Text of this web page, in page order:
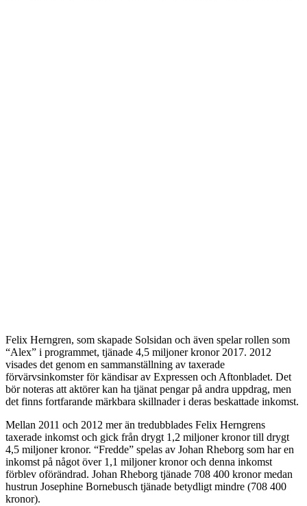
Felix Herngren, som skapade Solsidan och även spelar rollen som
“Alex” i programmet, tjänade 4,5 miljoner kronor 2017. 2012
visades det genom en sammanställning av taxerade
förvärvsinkomster för kändisar av Expressen och Aftonbladet. Det
bör noteras att aktörer kan ha tjänat pengar på andra uppdrag, men
det finns fortfarande märkbara skillnader i deras beskattade inkomst.
Mellan 2011 och 2012 mer än tredubblades Felix Herngrens
taxerade inkomst och gick från drygt 1,2 miljoner kronor till drygt
4,5 miljoner kronor. “Fredde” spelas av Johan Rheborg som har en
inkomst på något över 1,1 miljoner kronor och denna inkomst
förblev oförändrad. Johan Rheborg tjänade 708 400 kronor medan
hustrun Josephine Bornebusch tjänade betydligt mindre (708 400
kronor).